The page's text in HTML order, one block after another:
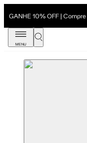
GANHE 10% OFF |
MENU